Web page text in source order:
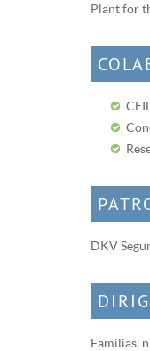
Plant for
DKV
Familias,